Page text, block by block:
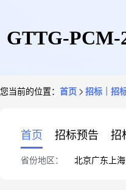
GTTG-PCM-
您当前的位置： 首页 招标｜招
首页 招标预告 招
省份地区： 北京广东 上海